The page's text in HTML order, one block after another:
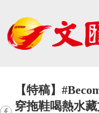
【特稿】
穿拖鞋喝熱水